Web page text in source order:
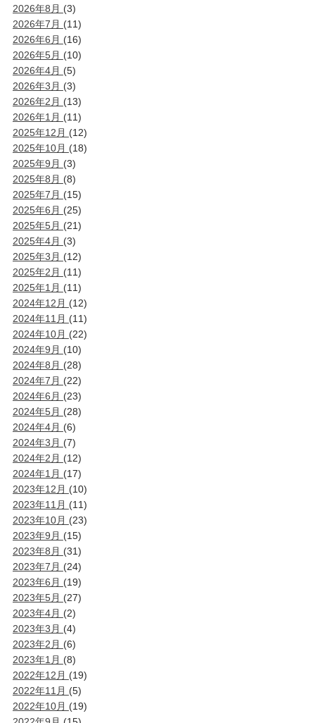
2026年8月 (3)
2026年7月 (11)
2026年6月 (16)
2026年5月 (10)
2026年4月 (5)
2026年3月 (3)
2026年2月 (13)
2026年1月 (11)
2025年12月 (12)
2025年10月 (18)
2025年9月 (3)
2025年8月 (8)
2025年7月 (15)
2025年6月 (25)
2025年5月 (21)
2025年4月 (3)
2025年3月 (12)
2025年2月 (11)
2025年1月 (11)
2024年12月 (12)
2024年11月 (11)
2024年10月 (22)
2024年9月 (10)
2024年8月 (28)
2024年7月 (22)
2024年6月 (23)
2024年5月 (28)
2024年4月 (6)
2024年3月 (7)
2024年2月 (12)
2024年1月 (17)
2023年12月 (10)
2023年11月 (11)
2023年10月 (23)
2023年9月 (15)
2023年8月 (31)
2023年7月 (24)
2023年6月 (19)
2023年5月 (27)
2023年4月 (2)
2023年3月 (4)
2023年2月 (6)
2023年1月 (8)
2022年12月 (19)
2022年11月 (5)
2022年10月 (19)